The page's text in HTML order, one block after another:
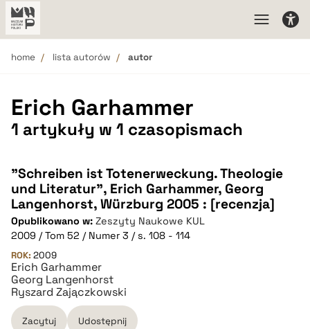
home lista autorów autor
Erich Garhammer
1 artykuły w 1 czasopismach
"Schreiben ist Totenerweckung. Theologie
und Literatur", Erich Garhammer, Georg
Langenhorst, Würzburg 2005 : [recenzja]
Opublikowano w: Zeszyty Naukowe KUL
2009 / Tom 52 / Numer 3 / s. 108 - 114
ROK: 2009
Erich Garhammer
Georg Langenhorst
Ryszard Zajączkowski
Zacytuj Udostępnij